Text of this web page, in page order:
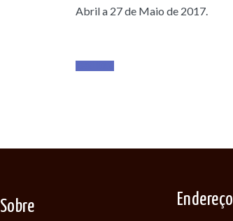
Abril a 27 de Maio de 2017.
Sobre Endereço